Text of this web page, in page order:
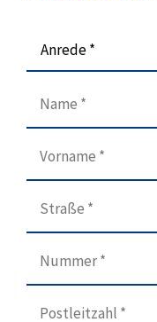
Anrede *